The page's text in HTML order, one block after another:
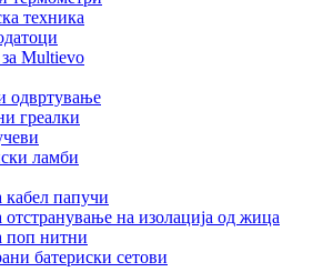
техника
Multievo
одвртување
греалки
ламби
папучи
на изолација од жица
поп нитни
батериски сетови